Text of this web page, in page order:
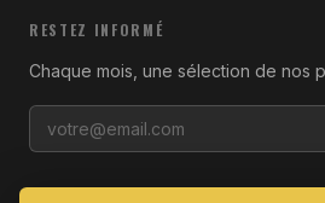
RESTEZ INFORMÉ
Chaque mois, une sélection de nos